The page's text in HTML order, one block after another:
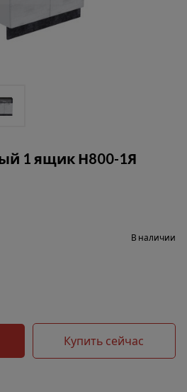
1 ящик Н800-1Я
В наличии
Купить сейчас